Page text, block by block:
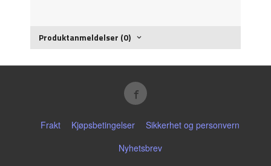
Produktanmeldelser (0)
Frakt Kjøpsbetingelser
Sikkerhet og personvern
Nyhetsbrev